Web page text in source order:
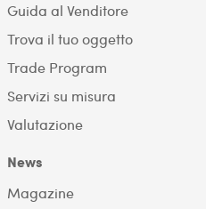
Guida al Venditore
Trova il tuo oggetto
Trade Program
Servizi su misura
Valutazione
News
Magazine